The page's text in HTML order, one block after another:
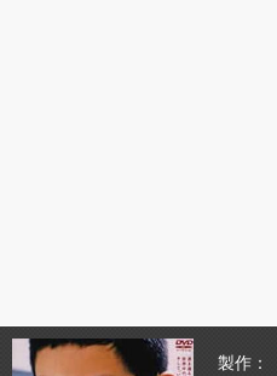
製作